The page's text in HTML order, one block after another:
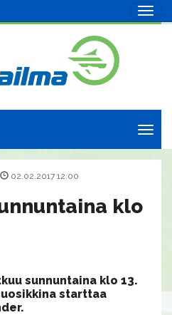
02.02.2017 12:00
klo
sunnuntaina klo 13.
starttaa